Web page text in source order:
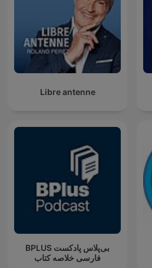
Libre antenne
‌BPLUS بی‌پلاس پادکست
فارسی خلاصه کتاب